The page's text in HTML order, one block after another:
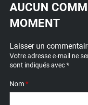
AUCUN
MOMENT
Laisser un
Votre adresse e-mail ne
sont indiqués avec*
Nom*